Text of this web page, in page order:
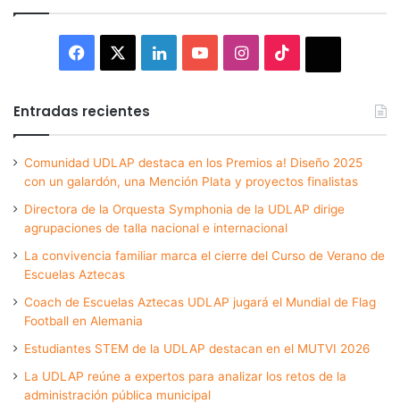
Facebook LinkedInYouTubeInstagram
Entradas recientes
Comunidad UDLAP destaca en los Premios a! Diseño 2025
con un galardón, una Mención Plata y proyectos finalistas
Directora de la Orquesta Symphonia de la UDLAP dirige
agrupaciones de talla nacional e internacional
La convivencia familiar marca el cierre del Curso de Verano de
Escuelas Aztecas
Coach de Escuelas Aztecas UDLAP jugará el Mundial de Flag
Football en Alemania
Estudiantes STEM de la UDLAP destacan en el MUTVI 2026
La UDLAP reúne a expertos para analizar los retos de la
administración pública municipal